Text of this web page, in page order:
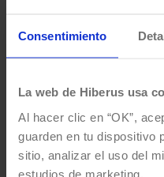
Consentimiento
La web de Hiberus usa
Al hacer clic en “OK”,
guarden en tu dispositivo
sitio, analizar el uso del
estudios de marketing.
inventarios y el
sincronizar y
que se emplean en
Motores de Reservas